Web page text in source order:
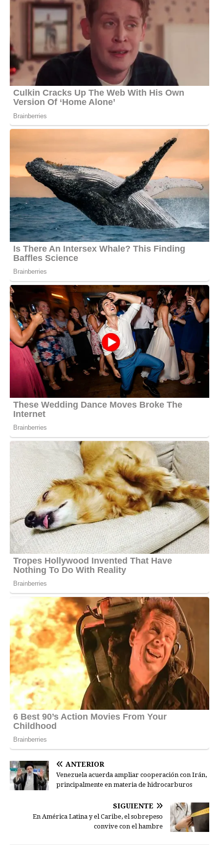
ANTERIOR
Venezuela acuerda ampliar cooperación con Irán,
principalmente en materia de hidrocarburos
SIGUIENTE
En América Latina y el Caribe, el sobrepeso
convive con el hambre